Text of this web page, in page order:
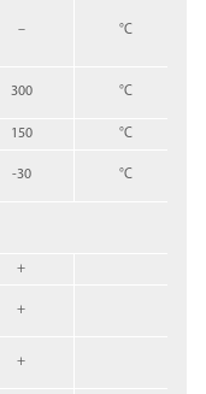
– °C
300 °C
150 °C
-30 °C
+
+
+